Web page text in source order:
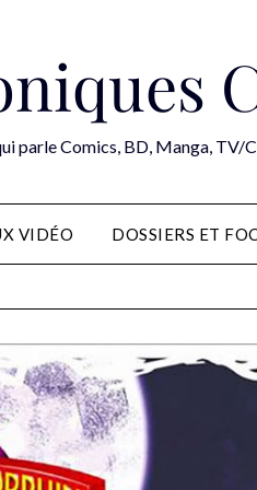
parle Comics, BD, Manga, TV/
VIDÉO DOSSIERS ET